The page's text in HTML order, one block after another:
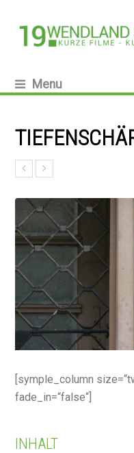
Menu
[symple_column
fade_in=“false“]
INHALT